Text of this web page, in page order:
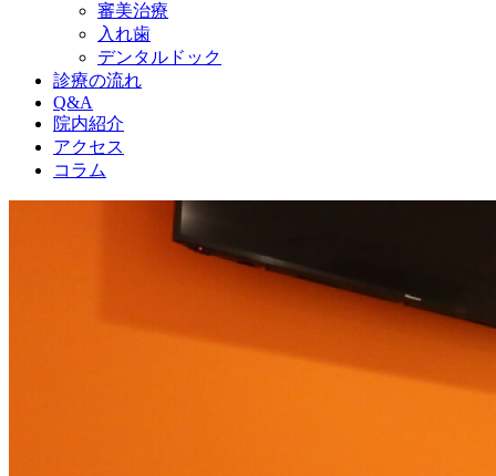
審美治療
入れ歯
デンタルドック
診療の流れ
Q&A
院内紹介
アクセス
コラム